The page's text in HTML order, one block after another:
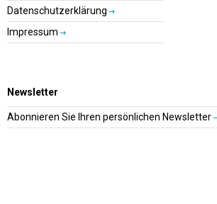
Datenschutzerklärung
Impressum
Newsletter
Abonnieren Sie Ihren persönlichen Newsletter